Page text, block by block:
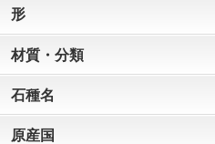
形
材質・分類
石種名
原産国